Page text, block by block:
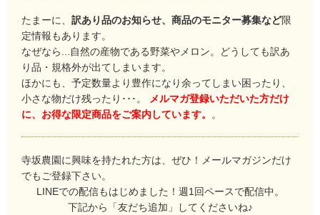
たまーに、 訳あり品のお知らせ、商品のモニター募集など限
定情報もあります。
なぜなら...自然の産物である野菜やメロン。どうしても訳あ
り品・規格外が出てしまいます。
ほかにも、予定数量より豊作になり余ってしまい困ったり、
小さな物だけ残ったり･･･。
メルマガ登録いただいた方だけ
に、お得な限定商品をご案内しています。
。
寺坂農園に興味を持たれた方は、ぜひ！メールマガジンだけ
でもご登録下さい。
LINEでの配信もはじめました！週1回ペースで配信中。
下記から「友だち追加」してくださいね♪